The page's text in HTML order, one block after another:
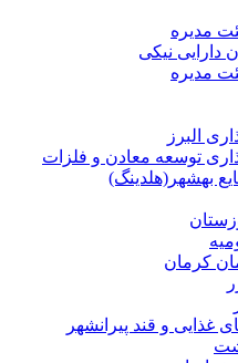
مدیره
نیکی
مدیره
البرز
توسعه معادن و فلزات
بهشهر(هلدینگ)
کرمان
غذایی و قند پیرانشهر